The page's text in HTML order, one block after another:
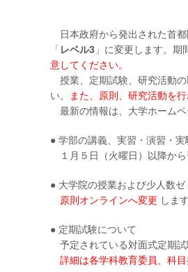
日本政府から発出された首都
「 レベル3 」に変更します。期
意してください。
授業、定期試験、研究活動の
い。
また、原則、研究活動を
最新の情報は、大学ホームペ
● 学部の講義、実習・演習・
１月５日（火曜日）以降から
● 大学院の授業および少人数ゼ
原則オンラインへ変更 します
● 定期試験について
予定されている対面式定期試
詳細は各学科教育委員、科